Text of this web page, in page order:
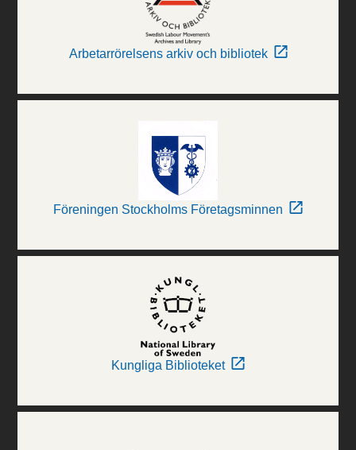
Arbetarrörelsens arkiv och bibliotek
Föreningen Stockholms Företagsminnen
Kungliga Biblioteket